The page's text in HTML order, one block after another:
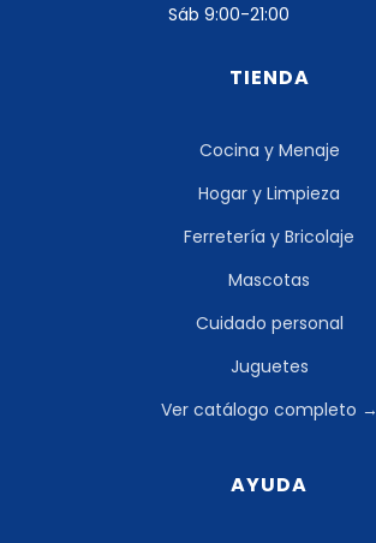
Sáb 9:00-21:00
TIENDA
Cocina y Menaje
Hogar y Limpieza
Ferretería y Bricolaje
Mascotas
Cuidado personal
Juguetes
Ver catálogo completo →
AYUDA